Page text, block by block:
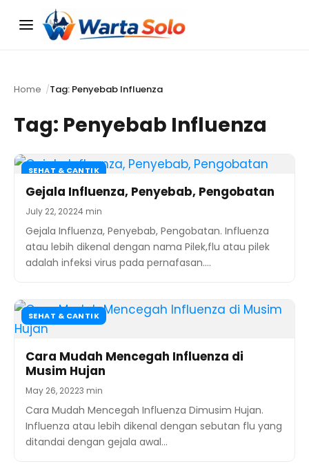
Menu
Home Tag: Penyebab Influenza
Tag: Penyebab Influenza
SEHAT & CANTIK
Gejala Influenza, Penyebab, Pengobatan
July 22, 20224 min
Gejala Influenza, Penyebab, Pengobatan. Influenza
atau lebih dikenal dengan nama Pilek,flu atau pilek
adalah infeksi virus pada pernafasan.…
SEHAT & CANTIK
Cara Mudah Mencegah Influenza di
Musim Hujan
May 26, 20223 min
Cara Mudah Mencegah Influenza Dimusim Hujan.
Influenza atau lebih dikenal dengan sebutan flu yang
ditandai dengan gejala awal…